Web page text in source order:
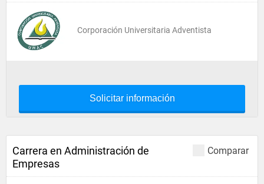
Corporación Universitaria Adventista
Solicitar información
Comparar
Carrera en Administración de
Empresas